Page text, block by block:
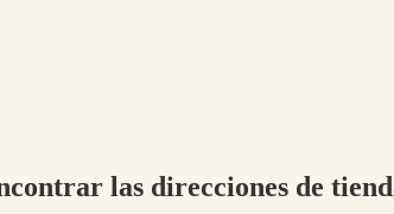
las direcciones de